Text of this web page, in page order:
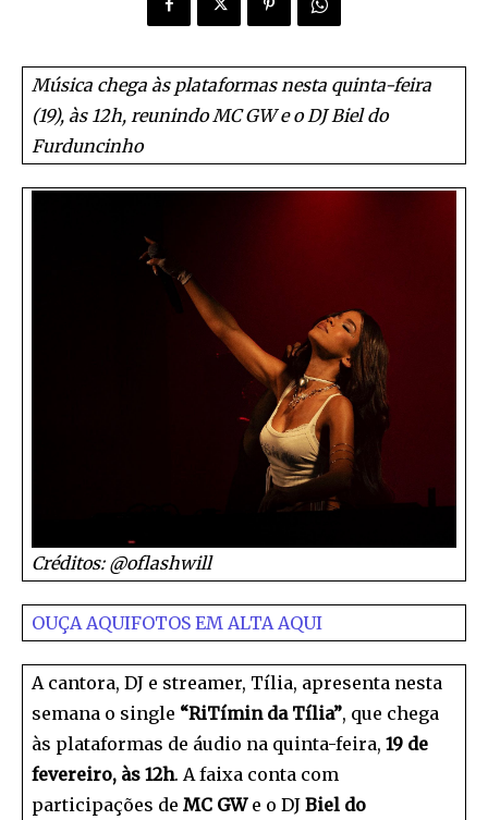
Música chega às plataformas nesta quinta-feira
(19), às 12h, reunindo MC GW e o DJ Biel do
Furduncinho
Créditos: @oflashwill
OUÇA AQUIFOTOS EM ALTA AQUI
A cantora, DJ e streamer, Tília, apresenta nesta
semana o single “RiTímin da Tília”, que chega
às plataformas de áudio na quinta-feira, 19 de
fevereiro, às 12h. A faixa conta com
participações de MC GWe o DJ Biel do